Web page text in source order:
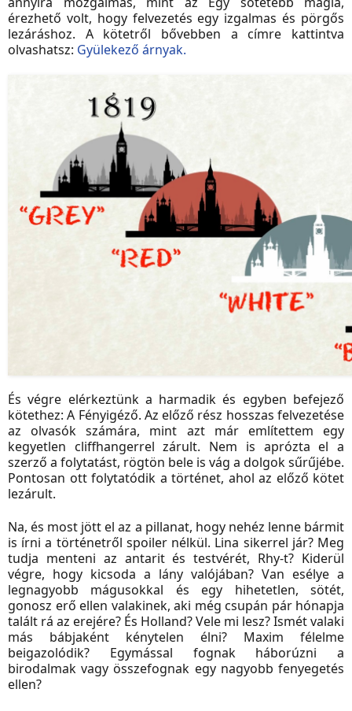
érezhető volt, hogy felvezetés egy izgalmas és pörgős
lezáráshoz. A kötetről bővebben a címre kattintva
olvashatsz: Gyülekező árnyak.
És végre elérkeztünk a harmadik és egyben befejező
kötethez: A Fényigéző. Az előző rész hosszas felvezetése
az olvasók számára, mint azt már említettem egy
kegyetlen cliffhangerrel zárult. Nem is aprózta el a
szerző a folytatást, rögtön bele is vág a dolgok sűrűjébe.
Pontosan ott folytatódik a történet, ahol az előző kötet
lezárult.
Na, és most jött el az a pillanat, hogy nehéz lenne bármit
is írni a történetről spoiler nélkül. Lina sikerrel jár? Meg
tudja menteni az antarit és testvérét, Rhy-t? Kiderül
végre, hogy kicsoda a lány valójában? Van esélye a
legnagyobb mágusokkal és egy hihetetlen, sötét,
gonosz erő ellen valakinek, aki még csupán pár hónapja
talált rá az erejére? És Holland? Vele mi lesz? Ismét valaki
más bábjaként kénytelen élni? Maxim félelme
beigazolódik? Egymással fognak háborúzni a
birodalmak vagy összefognak egy nagyobb fenyegetés
ellen?